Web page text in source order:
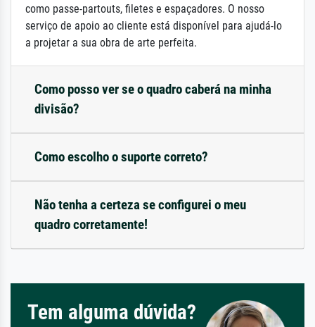
como passe-partouts, filetes e espaçadores. O nosso
serviço de apoio ao cliente está disponível para ajudá-lo
a projetar a sua obra de arte perfeita.
Como posso ver se o quadro caberá na minha
divisão?
Como escolho o suporte correto?
Não tenha a certeza se configurei o meu
quadro corretamente!
Tem alguma dúvida?